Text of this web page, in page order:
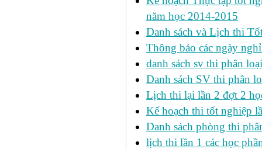
năm học 2014-2015
Danh sách và Lịch thi
Thông báo các ngày
danh sách sv thi phân
Danh sách SV thi phân
Lịch thi lại lần 2 đợt 2
Kế hoạch thi tốt nghiệp
Danh sách phòng thi
lịch thi lần 1 các học